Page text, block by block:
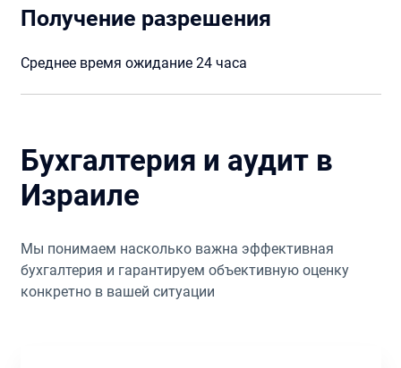
Получение разрешения
Среднее время ожидание 24 часа
Бухгалтерия и аудит в
Израиле
Мы понимаем насколько важна эффективная
бухгалтерия и гарантируем объективную оценку
конкретно в вашей ситуации